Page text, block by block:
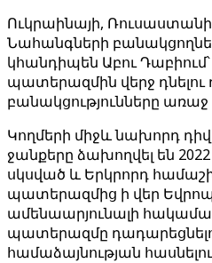
Ուկրաինայի,
Նահանգների
կհանդիպեն Աբու
պատերազմին վերջ դնելու
բանակցությունները առաջ
Կողմերի միջև նախորդ
ջանքերը ձախողվել են
սկսված և Երկրորդ
պատերազմից ի վեր
ամենաարյունալի
պատերազմը
համաձայնության